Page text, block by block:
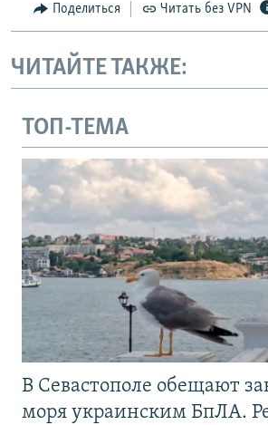
Поделиться Читать без VPN
ЧИТАЙТЕ ТАКЖЕ:
ТОП-ТЕМА
В Севастополе обещают
моря украинским БпЛА.